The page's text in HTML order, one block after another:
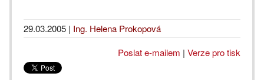
29.03.2005 | Ing. Helena Prokopová
Poslat e-mailem | Verze pro tisk